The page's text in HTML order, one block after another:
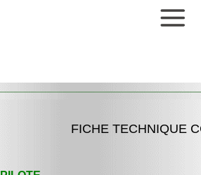
FICHE TECHNIQUE